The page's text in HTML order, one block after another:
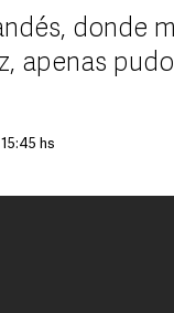
donde
apenas
hs